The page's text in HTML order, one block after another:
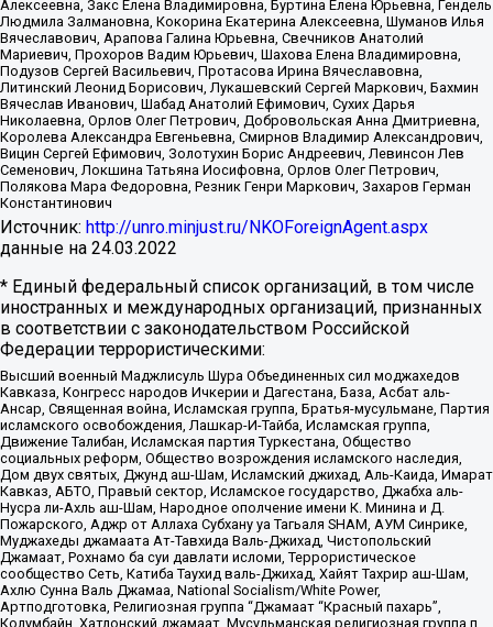
Алексеевна, Закс Елена Владимировна, Буртина Елена Юрьевна, Гендель
Людмила Залмановна, Кокорина Екатерина Алексеевна, Шуманов Илья
Вячеславович, Арапова Галина Юрьевна, Свечников Анатолий
Мариевич, Прохоров Вадим Юрьевич, Шахова Елена Владимировна,
Подузов Сергей Васильевич, Протасова Ирина Вячеславовна,
Литинский Леонид Борисович, Лукашевский Сергей Маркович, Бахмин
Вячеслав Иванович, Шабад Анатолий Ефимович, Сухих Дарья
Николаевна, Орлов Олег Петрович, Добровольская Анна Дмитриевна,
Королева Александра Евгеньевна, Смирнов Владимир Александрович,
Вицин Сергей Ефимович, Золотухин Борис Андреевич, Левинсон Лев
Семенович, Локшина Татьяна Иосифовна, Орлов Олег Петрович,
Полякова Мара Федоровна, Резник Генри Маркович, Захаров Герман
Константинович
Источник: http://unro.minjust.ru/NKOForeignAgent.aspx
данные на 24.03.2022
* Единый федеральный список организаций, в том числе
иностранных и международных организаций, признанных
в соответствии с законодательством Российской
Федерации террористическими:
Высший военный Маджлисуль Шура Объединенных сил моджахедов
Кавказа, Конгресс народов Ичкерии и Дагестана, База, Асбат аль-
Ансар, Священная война, Исламская группа, Братья-мусульмане, Партия
исламского освобождения, Лашкар-И-Тайба, Исламская группа,
Движение Талибан, Исламская партия Туркестана, Общество
социальных реформ, Общество возрождения исламского наследия,
Дом двух святых, Джунд аш-Шам, Исламский джихад, Аль-Каида, Имарат
Кавказ, АБТО, Правый сектор, Исламское государство, Джабха аль-
Нусра ли-Ахль аш-Шам, Народное ополчение имени К. Минина и Д.
Пожарского, Аджр от Аллаха Субхану уа Тагьаля SHAM, АУМ Синрике,
Муджахеды джамаата Ат-Тавхида Валь-Джихад, Чистопольский
Джамаат, Рохнамо ба суи давлати исломи, Террористическое
сообщество Сеть, Катиба Таухид валь-Джихад, Хайят Тахрир аш-Шам,
Ахлю Сунна Валь Джамаа, National Socialism/White Power,
Артподготовка, Религиозная группа “Джамаат “Красный пахарь”,
Колумбайн, Хатлонский джамаат, Мусульманская религиозная группа п.